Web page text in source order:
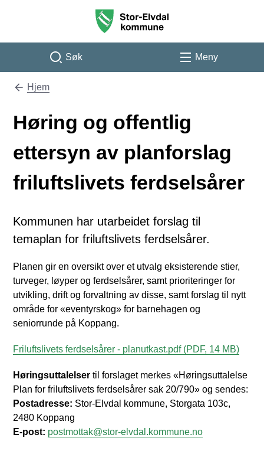
Stor-Elvdal kommune
Søk Meny
Du er her:
Hjem
Høring og offentlig
ettersyn av planforslag
friluftslivets ferdselsårer
Kommunen har utarbeidet forslag til
temaplan for friluftslivets ferdselsårer.
Planen gir en oversikt over et utvalg eksisterende stier,
turveger, løyper og ferdselsårer, samt prioriteringer for
utvikling, drift og forvaltning av disse, samt forslag til nytt
område for «eventyrskog» for barnehagen og
seniorrunde på Koppang.
Friluftslivets ferdselsårer - planutkast.pdf(PDF, 14 MB)
Høringsuttalelser til forslaget merkes «Høringsuttalelse
Plan for friluftslivets ferdselsårer sak 20/790» og sendes:
Postadresse: Stor-Elvdal kommune, Storgata 103c,
2480 Koppang
E-post: postmottak@stor-elvdal.kommune.no